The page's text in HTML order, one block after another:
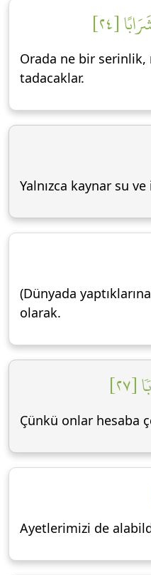
[٢٤]
Orada ne bir serinlik,
tadacaklar.
Yalnızca kaynar su
(Dünyada
olarak.
Çünkü onlar hesaba
Ayetlerimizi de